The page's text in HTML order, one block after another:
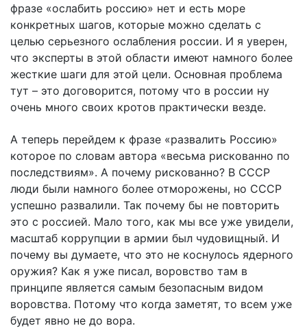
фразе «ослабить россию» нет и есть море
конкретных шагов, которые можно сделать с
целью серьезного ослабления россии. И я уверен,
что эксперты в этой области имеют намного более
жесткие шаги для этой цели. Основная проблема
тут – это договорится, потому что в россии ну
очень много своих кротов практически везде.
А теперь перейдем к фразе «развалить Россию»
которое по словам автора «весьма рискованно по
последствиям». А почему рискованно? В СССР
люди были намного более отморожены, но СССР
успешно развалили. Так почему бы не повторить
это с россией. Мало того, как мы все уже увидели,
масштаб коррупции в армии был чудовищный. И
почему вы думаете, что это не коснулось ядерного
оружия? Как я уже писал, воровство там в
принципе является самым безопасным видом
воровства. Потому что когда заметят, то всем уже
будет явно не до вора.